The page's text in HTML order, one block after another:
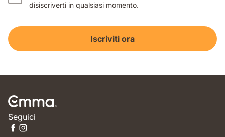
disiscriverti in qualsiasi momento.
Iscriviti ora
Seguici